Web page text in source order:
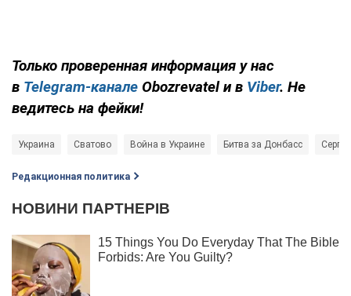
Только проверенная информация у нас
в Telegram-канале Obozrevatel и в Viber. Не
ведитесь на фейки!
Украина Сватово Война в Украине Битва за Донбасс
Редакционная политика